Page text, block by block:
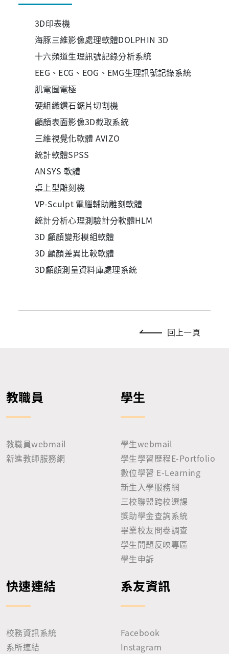
3D印表機
海豚三維影像處理軟體DOLPHIN 3D
十六頻道生理訊號記錄分析系統
EEG、ECG、EOG、EMG生理訊號記錄系統
肌電圖電極
硬組織鑽石鋸片切割機
顱顏表面影像3D截取系統
三維視覺化軟體 AVIZO
統計軟體SPSS
ANSYS 軟體
桌上型雕刻機
VP-Sculpt 電腦輔助雕刻軟體
統計分析心理測驗計分軟體HLM
3D 顱顏變形模組軟體
3D 顱顏差異比較軟體
3D顱顏測量資料庫處理系統
回上一頁
教職員
教職員webmail
新進教師服務網
學生
學生webmail
學生學習歷程E-Portfolio
數位學習 E-Learning
新生入學服務網
三校聯盟跨校選課
獎助學金查詢系統
畢業校友問卷調查
學生問題反映專區
學生申訴
快速連結
校務資訊系統
系所連結
系友資訊
Facebook
Instagram